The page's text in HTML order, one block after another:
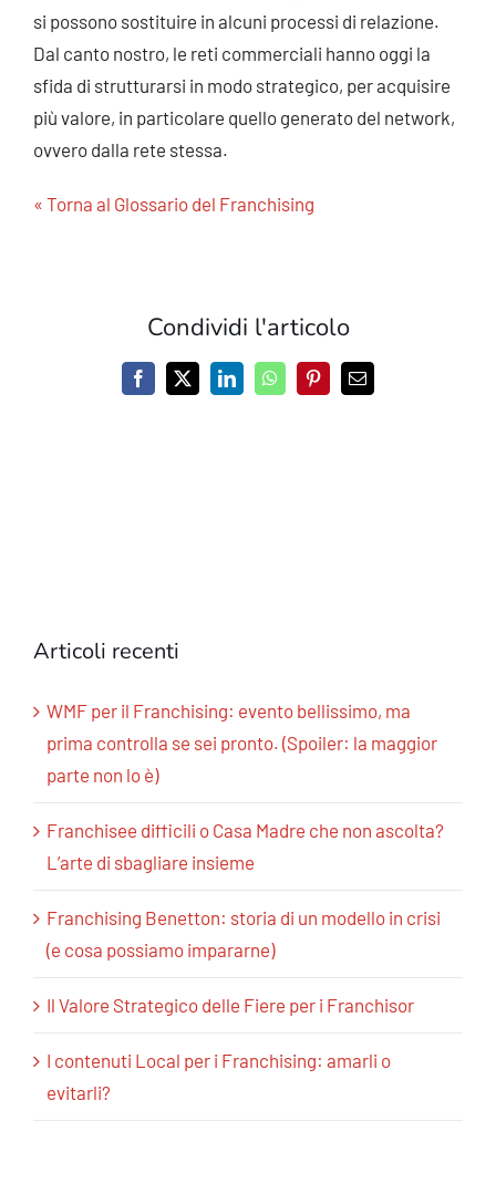
si possono sostituire in alcuni processi di relazione.
Dal canto nostro, le reti commerciali hanno oggi la
sfida di strutturarsi in modo strategico, per acquisire
più valore, in particolare quello generato del network,
ovvero dalla rete stessa.
« Torna al Glossario del Franchising
Condividi l'articolo
Facebook
X LinkedInWhatsAppPinterestEmail
Articoli recenti
WMF per il Franchising: evento bellissimo, ma
prima controlla se sei pronto. (Spoiler: la maggior
parte non lo è)
Franchisee difficili o Casa Madre che non ascolta?
L’arte di sbagliare insieme
Franchising Benetton: storia di un modello in crisi
(e cosa possiamo impararne)
Il Valore Strategico delle Fiere per i Franchisor
I contenuti Local per i Franchising: amarli o
evitarli?